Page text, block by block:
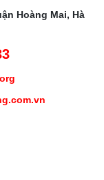
Hoàng Mai, Hà